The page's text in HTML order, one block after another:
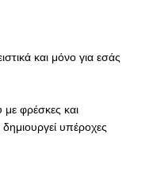
και μόνο για εσάς
φρέσκες και
υπέροχες